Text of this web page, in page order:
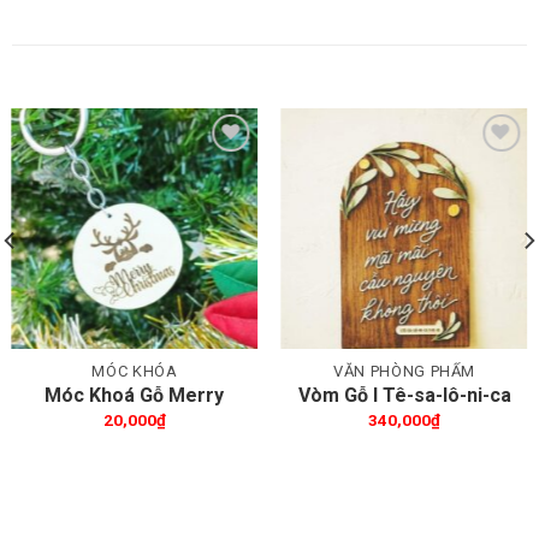
Thêm wishlist
MÓC KHÓA
Móc Khoá Gỗ Merry
Christmas
20,000₫
Thêm wishlist
VĂN PHÒNG PHẨM
Vòm Gỗ I Tê-sa-lô-ni-ca
5:16-17
340,000₫